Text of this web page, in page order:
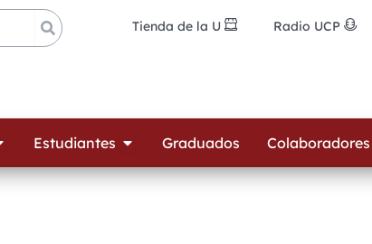
Tienda de la U Radio UCP
Oferta Académica
Estudiantes Open Estudiantes
Graduados Colaboradores